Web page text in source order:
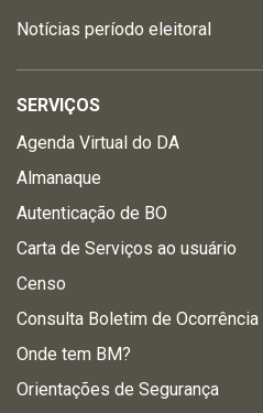
Notícias período eleitoral
SERVIÇOS
Agenda Virtual do DA
Almanaque
Autenticação de BO
Carta de Serviços ao usuário
Censo
Consulta Boletim de Ocorrência
Onde tem BM?
Orientações de Segurança